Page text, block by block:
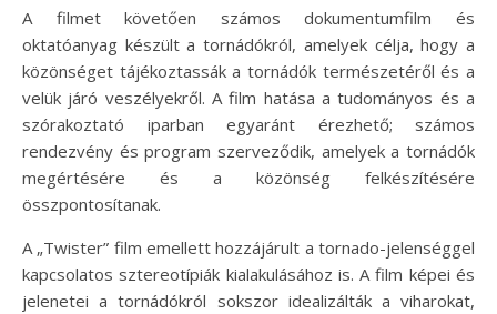
A filmet követően számos dokumentumfilm és
oktatóanyag készült a tornádókról, amelyek célja, hogy a
közönséget tájékoztassák a tornádók természetéről és a
velük járó veszélyekről. A film hatása a tudományos és a
szórakoztató iparban egyaránt érezhető; számos
rendezvény és program szerveződik, amelyek a tornádók
megértésére és a közönség felkészítésére
összpontosítanak.
A „Twister” film emellett hozzájárult a tornado-jelenséggel
kapcsolatos sztereotípiák kialakulásához is. A film képei és
jelenetei a tornádókról sokszor idealizálták a viharokat,